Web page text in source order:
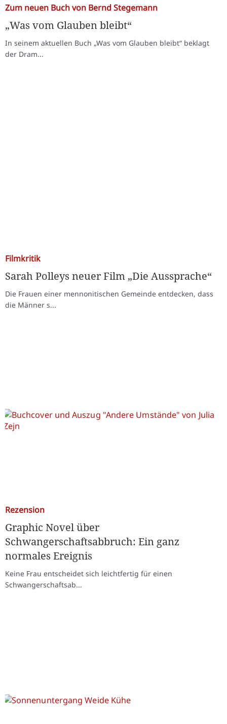
Zum neuen Buch von Bernd Stegemann
„Was vom Glauben bleibt“
In seinem aktuellen Buch „Was vom Glauben bleibt“ beklagt
der Dram...
Filmkritik
Sarah Polleys neuer Film „Die Aussprache“
Die Frauen einer mennonitischen Gemeinde entdecken, dass
die Männer s...
Rezension
Graphic Novel über
Schwangerschaftsabbruch: Ein ganz
normales Ereignis
Keine Frau entscheidet sich leichtfertig für einen
Schwangerschaftsab...